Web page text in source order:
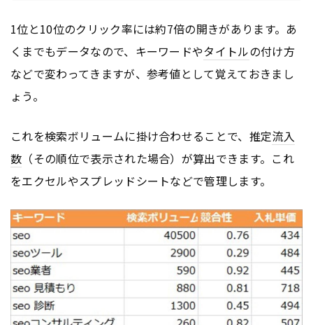
1位と10位のクリック率には約7倍の開きがあります。あ
くまでもデータなので、キーワードやタイトルの付け方
などで変わってきますが、参考値として覚えておきまし
ょう。
これを検索ボリュームに掛け合わせることで、推定流入
数 （その順位で表示された場合）が算出できます。これ
をエクセルやスプレッドシートなどで管理します。